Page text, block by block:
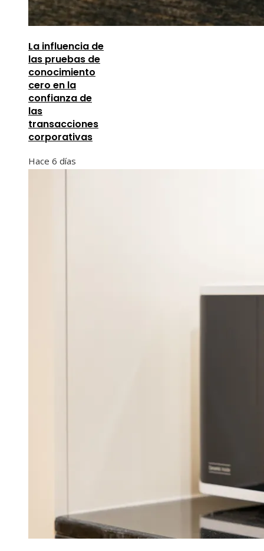
La influencia de
las pruebas de
conocimiento
cero en la
confianza de
las
transacciones
corporativas
Hace 6 días